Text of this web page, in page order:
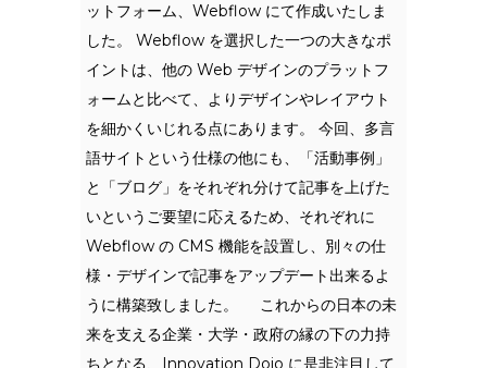
ットフォーム、Webflow にて作成いたしま
した。 Webflow を選択した一つの大きなポ
イントは、他の Web デザインのプラットフ
ォームと比べて、よりデザインやレイアウト
を細かくいじれる点にあります。 今回、多言
語サイトという仕様の他にも、「活動事例」
と「ブログ」をそれぞれ分けて記事を上げた
いというご要望に応えるため、それぞれに
Webflow の CMS 機能を設置し、別々の仕
様・デザインで記事をアップデート出来るよ
うに構築致しました。 これからの日本の未
来を支える企業・大学・政府の縁の下の力持